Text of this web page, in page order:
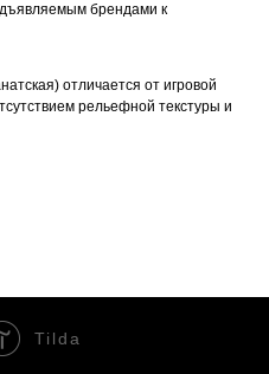
брендами к
отличается от игровой
рельефной текстуры и
Tilda